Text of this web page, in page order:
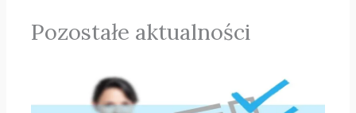
Pozostałe aktualności